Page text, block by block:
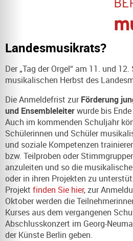
Landesmusikrats?
Der „Tag der Orgel“ am 11. und
musikalischen Herbst des
Die Anmeldefrist zurFörderung
und Ensembleleiterwurde bis
Auch im kommenden Schuljahr
Schülerinnen und Schüler
und soziale Kompetenzen
bzw. Teilproben oder
anzuleiten und so die
oder in ihren Projekten zu
Projekt finden Sie hier, zur
Oktober werden die
Kurses aus dem vergangenen
Abschlusskonzert im Georg-
der Künste Berlin geben.